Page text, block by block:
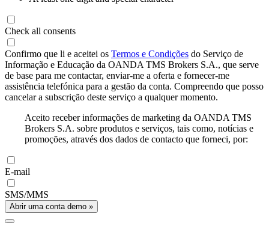
Check all consents
Confirmo que li e aceitei os Termos e Condições do Serviço de
Informação e Educação da OANDA TMS Brokers S.A., que serve
de base para me contactar, enviar-me a oferta e fornecer-me
assistência telefónica para a gestão da conta. Compreendo que posso
cancelar a subscrição deste serviço a qualquer momento.
Aceito receber informações de marketing da OANDA TMS
Brokers S.A. sobre produtos e serviços, tais como, notícias e
promoções, através dos dados de contacto que forneci, por:
E-mail
SMS/MMS
Abrir uma conta demo »